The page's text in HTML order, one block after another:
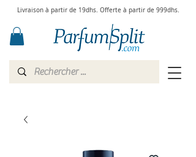
Livraison à partir de 19dhs. Offerte à partir de 999dhs.